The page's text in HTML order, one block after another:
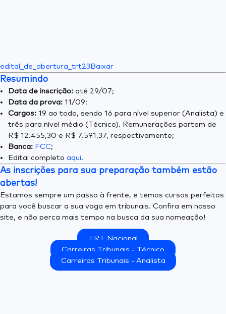
edital_de_abertura_trt23 Baixar
Resumindo
Data de inscrição: até 29/07;
Data da prova: 11/09;
Cargos: 19 ao todo, sendo 16 para nível superior (Analista) e
três para nível médio (Técnico). Remunerações partem de
R$ 12.455,30 e R$ 7.591,37, respectivamente;
Banca: FCC;
Edital completo aqui.
As inscrições para sua preparação também estão
abertas!
Estamos sempre um passo à frente, e temos cursos perfeitos
para você buscar a sua vaga em tribunais. Confira em nosso
site, e não perca mais tempo na busca da sua nomeação!
TRT Nacional
Carreiras Tribunais - Técnico
Carreiras Tribunais - Analista